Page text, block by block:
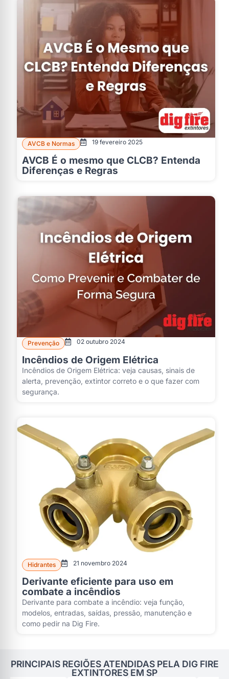
AVCB e Normas 19 fevereiro 2025
AVCB É o mesmo que CLCB? Entenda
Diferenças e Regras
Prevenção 02 outubro 2024
Incêndios de Origem Elétrica
Incêndios de Origem Elétrica: veja causas, sinais de
alerta, prevenção, extintor correto e o que fazer com
segurança.
Hidrantes 21 novembro 2024
Derivante eficiente para uso em
combate a incêndios
Derivante para combate a incêndio: veja função,
modelos, entradas, saídas, pressão, manutenção e
como pedir na Dig Fire.
PRINCIPAIS REGIÕES ATENDIDAS PELA DIG FIRE
EXTINTORES EM SP